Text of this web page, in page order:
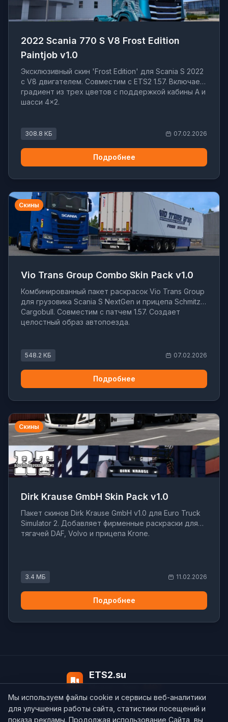
2022 Scania 770 S V8 Frost Edition
Paintjob v1.0
Эксклюзивный скин 'Frost Edition' для Scania S 2022
с V8 двигателем. Совместим с ETS2 1.57. Включает
градиент из трех цветов с поддержкой кабины A и
шасси 4×2.
308.8 КБ 07.02.2026
Подробнее
Скины
Vio Trans Group Combo Skin Pack v1.0
Комбинированный пакет раскрасок Vio Trans Group
для грузовика Scania S NextGen и прицепа Schmitz
Cargobull. Совместим с патчем 1.57. Создает
целостный образ автопоезда.
548.2 КБ 07.02.2026
Подробнее
Скины
Dirk Krause GmbH Skin Pack v1.0
Пакет скинов Dirk Krause GmbH v1.0 для Euro Truck
Simulator 2. Добавляет фирменные раскраски для
тягачей DAF, Volvo и прицепа Krone.
3.4 МБ 11.02.2026
Подробнее
ETS2.su
О нас Контакты support@ets2.su
Мы используем файлы cookie и сервисы веб-аналитики
для улучшения работы сайта, статистики посещений и
показа рекламы. Продолжая использование Сайта, вы